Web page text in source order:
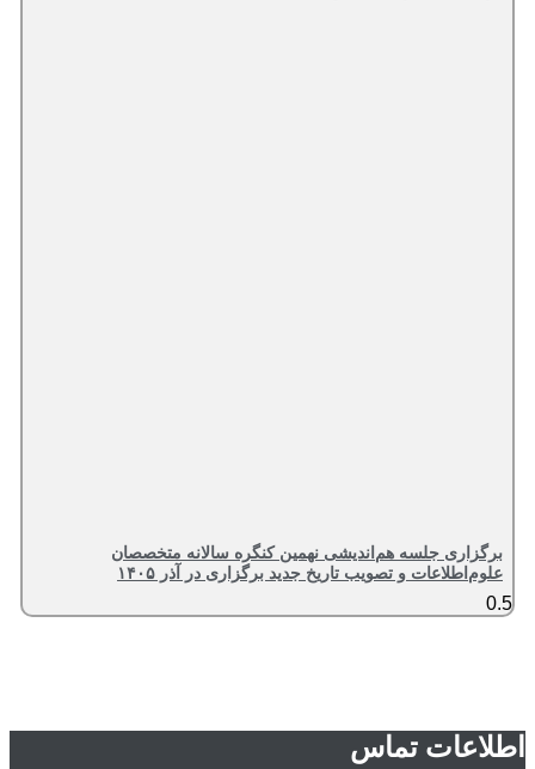
برگزاری جلسه هم‌اندیشی نهمین کنگره سالانه متخصصان
علوم‌اطلاعات و تصویب تاریخ جدید برگزاری در آذر ۱۴۰۵
اطلاعات تماس